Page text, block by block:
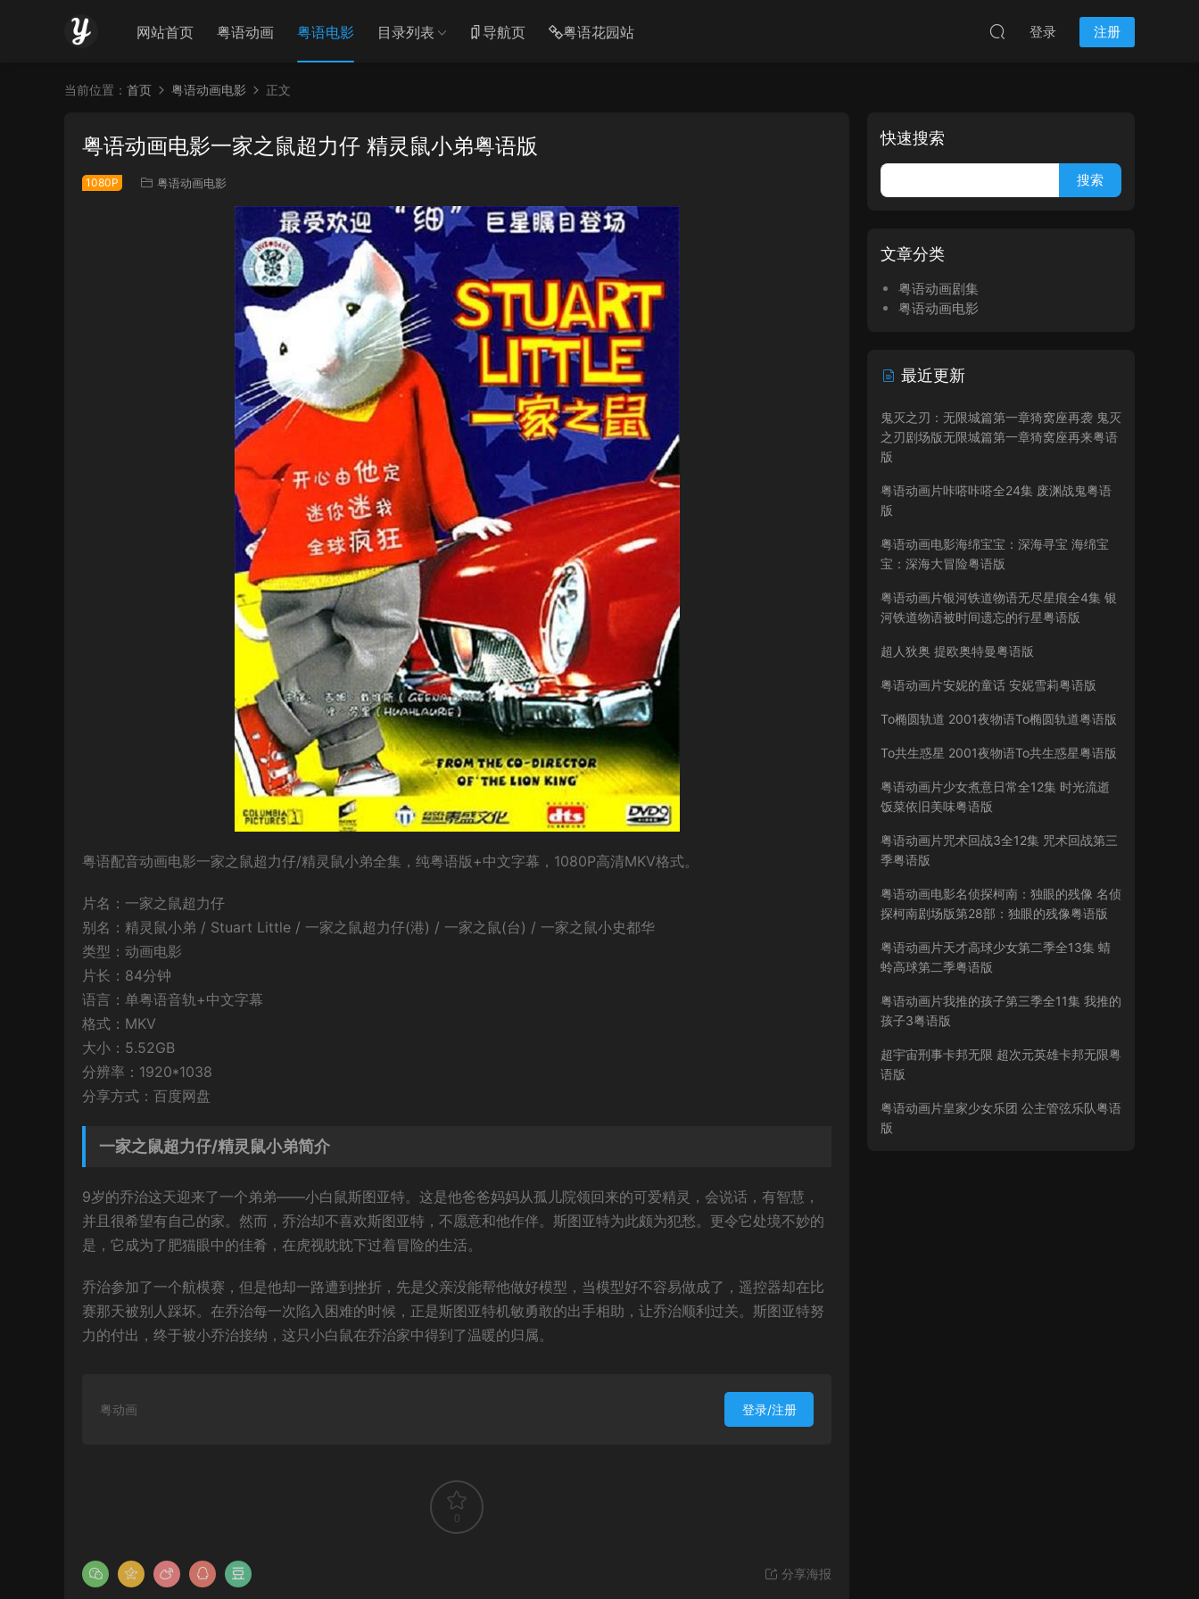
网站首页 粤语动画 粤语电影 目录列表 导航页 粤语花园站 登录 注册
当前位置： 首页 粤语动画电影 正文
粤语动画电影一家之鼠超力仔 精灵鼠小弟粤语版
1080P 粤语动画电影
粤语配音动画电影一家之鼠超力仔/精灵鼠小弟全集，纯粤语版+中文字幕，1080P高清MKV格式。
片名：一家之鼠超力仔
别名：精灵鼠小弟 / Stuart Little / 一家之鼠超力仔(港) / 一家之鼠(台) / 一家之鼠小史都华
类型：动画电影
片长：84分钟
语言：单粤语音轨+中文字幕
格式：MKV
大小：5.52GB
分辨率：1920*1038
分享方式：百度网盘
一家之鼠超力仔/精灵鼠小弟简介
9岁的乔治这天迎来了一个弟弟——小白鼠斯图亚特。这是他爸爸妈妈从孤儿院领回来的可爱精灵，会说话，有智慧，
并且很希望有自己的家。然而，乔治却不喜欢斯图亚特，不愿意和他作伴。斯图亚特为此颇为犯愁。更令它处境不妙的
是，它成为了肥猫眼中的佳肴，在虎视眈眈下过着冒险的生活。
乔治参加了一个航模赛，但是他却一路遭到挫折，先是父亲没能帮他做好模型，当模型好不容易做成了，遥控器却在比
赛那天被别人踩坏。在乔治每一次陷入困难的时候，正是斯图亚特机敏勇敢的出手相助，让乔治顺利过关。斯图亚特努
力的付出，终于被小乔治接纳，这只小白鼠在乔治家中得到了温暖的归属。
粤动画 登录/注册
0
分享海报
快速搜索
文章分类
粤语动画剧集
粤语动画电影
最近更新
鬼灭之刃：无限城篇第一章猗窝座再袭 鬼灭
之刃剧场版无限城篇第一章猗窝座再来粤语
版
粤语动画片咔嗒咔嗒全24集 废渊战鬼粤语
版
粤语动画电影海绵宝宝：深海寻宝 海绵宝
宝：深海大冒险粤语版
粤语动画片银河铁道物语无尽星痕全4集 银
河铁道物语被时间遗忘的行星粤语版
超人狄奥 提欧奥特曼粤语版
粤语动画片安妮的童话 安妮雪莉粤语版
To椭圆轨道 2001夜物语To椭圆轨道粤语版
To共生惑星 2001夜物语To共生惑星粤语版
粤语动画片少女煮意日常全12集 时光流逝
饭菜依旧美味粤语版
粤语动画片咒术回战3全12集 咒术回战第三
季粤语版
粤语动画电影名侦探柯南：独眼的残像 名侦
探柯南剧场版第28部：独眼的残像粤语版
粤语动画片天才高球少女第二季全13集 蜻
蛉高球第二季粤语版
粤语动画片我推的孩子第三季全11集 我推的
孩子3粤语版
超宇宙刑事卡邦无限 超次元英雄卡邦无限粤
语版
粤语动画片皇家少女乐团 公主管弦乐队粤语
版